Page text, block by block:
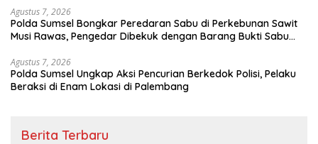
Agustus 7, 2026
Polda Sumsel Bongkar Peredaran Sabu di Perkebunan Sawit
Musi Rawas, Pengedar Dibekuk dengan Barang Bukti Sabu
Agustus 7, 2026
Polda Sumsel Ungkap Aksi Pencurian Berkedok Polisi, Pelaku
Beraksi di Enam Lokasi di Palembang
Berita Terbaru